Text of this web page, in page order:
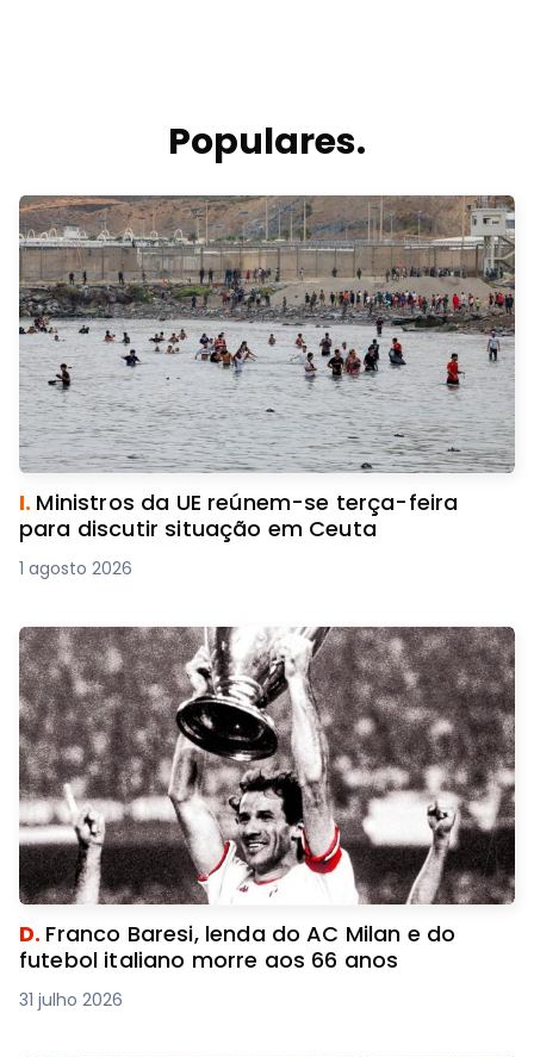
Populares.
I. Ministros da UE reúnem-se terça-feira
para discutir situação em Ceuta
1 agosto 2026
D. Franco Baresi, lenda do AC Milan e do
futebol italiano morre aos 66 anos
31 julho 2026